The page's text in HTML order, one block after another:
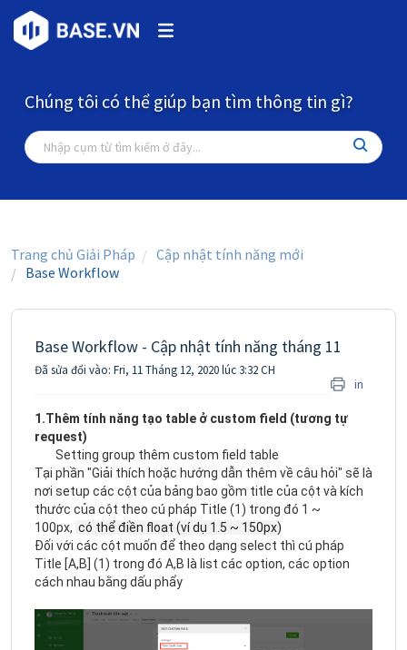
Chúng tôi có thể giúp bạn tìm thông tin gì?
Trang chủ Giải Pháp
Cập nhật tính năng mới
Base Workflow
Base Workflow - Cập nhật tính năng tháng 11
in
Đã sửa đổi vào: Fri, 11 Tháng 12, 2020 lúc 3:32 CH
1.Thêm tính năng tạo table ở custom field (tương tự
request)
Setting group thêm custom field table
Tại phần "Giải thích hoặc hướng dẫn thêm về câu hỏi" sẽ là
nơi setup các cột của bảng bao gồm title của cột và kích
thước của cột theo cú pháp Title (1) trong đó 1 ~
100px, có thể điền float (ví dụ 1.5 ~ 150px)
Đối với các cột muốn để theo dạng select thì cú pháp
Title [A,B] (1) trong đó A,B là list các option, các option
cách nhau bằng dấu phẩy